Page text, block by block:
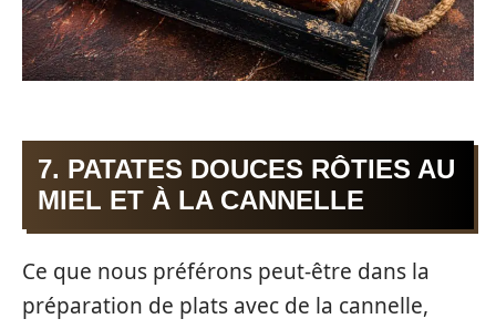
7. PATATES DOUCES RÔTIES AU
MIEL ET À LA CANNELLE
Ce que nous préférons peut-être dans la
préparation de plats avec de la cannelle,